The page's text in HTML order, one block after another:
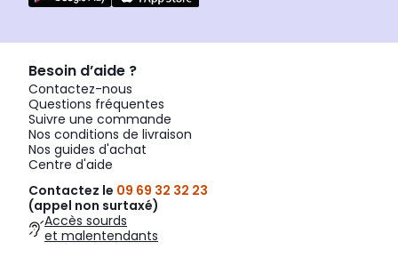
Besoin d’aide ?
Contactez-nous
Questions fréquentes
Suivre une commande
Nos conditions de livraison
Nos guides d'achat
Centre d'aide
Contactez le 09 69 32 32 23
(appel non surtaxé)
Accès sourds
et malentendants